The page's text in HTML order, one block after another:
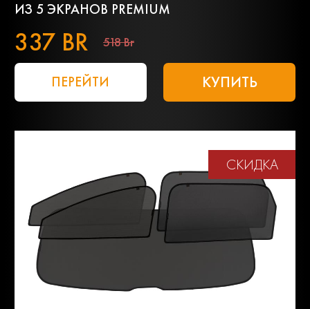
ИЗ 5 ЭКРАНОВ PREMIUM
337 BR 518 Br
ПЕРЕЙТИ КУПИТЬ
СКИДКА